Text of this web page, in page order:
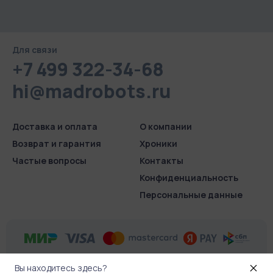
Вы находитесь здесь?
Для связи
+7 499 322-34-68
hi@madrobots.ru
Доставка и оплата
Возврат и гарантия
Частые вопросы
О компании
Хроники
Контакты
Конфиденциаль­ность
Персональные данные